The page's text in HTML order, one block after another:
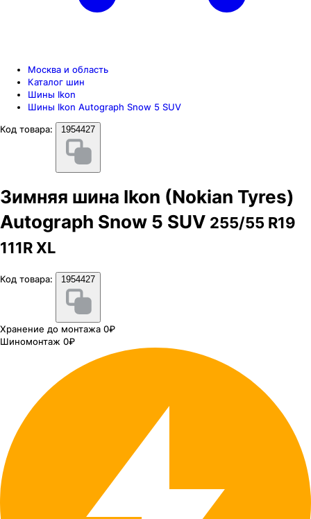
Москва и область
Каталог шин
Шины Ikon
Шины Ikon Autograph Snow 5 SUV
Код товара:
1954427
Зимняя шина Ikon (Nokian Tyres)
Autograph Snow 5 SUV 255/55 R19
111R XL
Код товара: 1954427
Хранение до монтажа 0₽
Шиномонтаж 0₽